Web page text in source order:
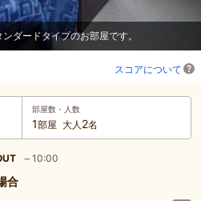
ダードタイプのお部屋です。
スコアについて
部屋数・人数
1部屋 大人 2名
～10:00
合